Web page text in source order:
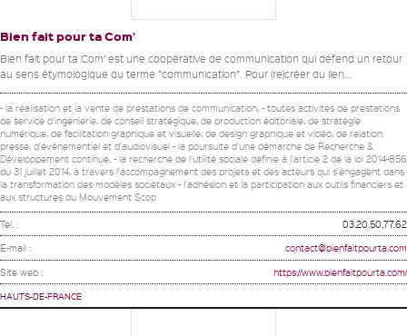
Bien fait pour ta Com’
Bien fait pour ta Com’ est une coopérative de communication qui défend un retour
au sens étymologique du terme “communication”. Pour (re)créer du lien...
- la réalisation et la vente de prestations de communication, - toutes activités de prestations
de service d'ingénierie, de conseil stratégique, de production éditoriale, de stratégie
numérique, de facilitation graphique et visuelle, de design graphique et vidéo, de relation
presse, d'évènementiel et d'audiovisuel - la poursuite d'une démarche de Recherche &
Développement continue, - la recherche de l'utilité sociale définie à l'article 2 de la loi 2014-856
du 31 juillet 2014, à travers l'accompagnement des projets et des acteurs qui s'engagent dans
la transformation des modèles sociétaux - l'adhésion et la participation aux outils financiers et
aux structures du Mouvement Scop
Tel. : 03.20.50.77.62
E-mail : contact@bienfaitpourta.com
Site web : https://www.bienfaitpourta.com/
HAUTS-DE-FRANCE